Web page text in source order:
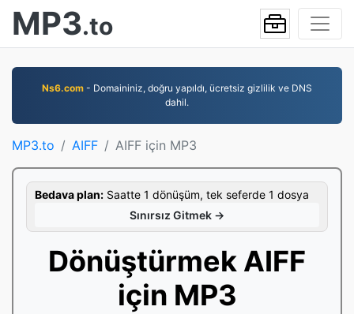
MP3.to
Ns6.com - Domaininiz, doğru yapıldı, ücretsiz gizlilik ve DNS
dahil.
MP3.to AIFF AIFF için MP3
Bedava plan: Saatte 1 dönüşüm, tek seferde 1 dosya
Sınırsız Gitmek →
Dönüştürmek AIFF
için MP3